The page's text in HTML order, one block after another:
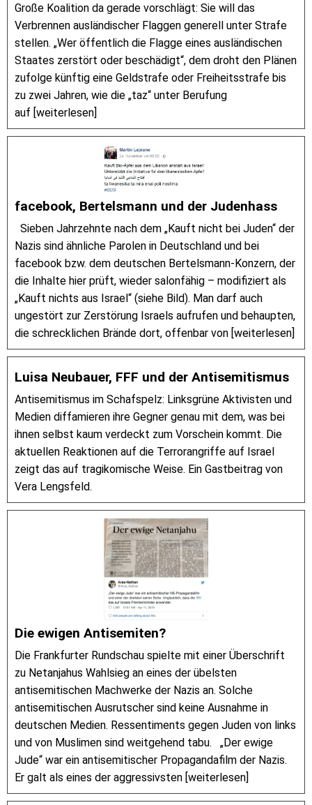
Große Koalition da gerade vorschlägt: Sie will das
Verbrennen ausländischer Flaggen generell unter Strafe
stellen. „Wer öffentlich die Flagge eines ausländischen
Staates zerstört oder beschädigt“, dem droht den Plänen
zufolge künftig eine Geldstrafe oder Freiheitsstrafe bis
zu zwei Jahren, wie die „taz“ unter Berufung
auf [weiterlesen]
facebook, Bertelsmann und der Judenhass
Sieben Jahrzehnte nach dem „Kauft nicht bei Juden“ der
Nazis sind ähnliche Parolen in Deutschland und bei
facebook bzw. dem deutschen Bertelsmann-Konzern, der
die Inhalte hier prüft, wieder salonfähig – modifiziert als
„Kauft nichts aus Israel“ (siehe Bild). Man darf auch
ungestört zur Zerstörung Israels aufrufen und behaupten,
die schrecklichen Brände dort, offenbar von [weiterlesen]
Luisa Neubauer, FFF und der Antisemitismus
Antisemitismus im Schafspelz: Linksgrüne Aktivisten und
Medien diffamieren ihre Gegner genau mit dem, was bei
ihnen selbst kaum verdeckt zum Vorschein kommt. Die
aktuellen Reaktionen auf die Terrorangriffe auf Israel
zeigt das auf tragikomische Weise. Ein Gastbeitrag von
Vera Lengsfeld.
Die ewigen Antisemiten?
Die Frankfurter Rundschau spielte mit einer Überschrift
zu Netanjahus Wahlsieg an eines der übelsten
antisemitischen Machwerke der Nazis an. Solche
antisemitischen Ausrutscher sind keine Ausnahme in
deutschen Medien. Ressentiments gegen Juden von links
und von Muslimen sind weitgehend tabu. „Der ewige
Jude“ war ein antisemitischer Propagandafilm der Nazis.
Er galt als eines der aggressivsten [weiterlesen]